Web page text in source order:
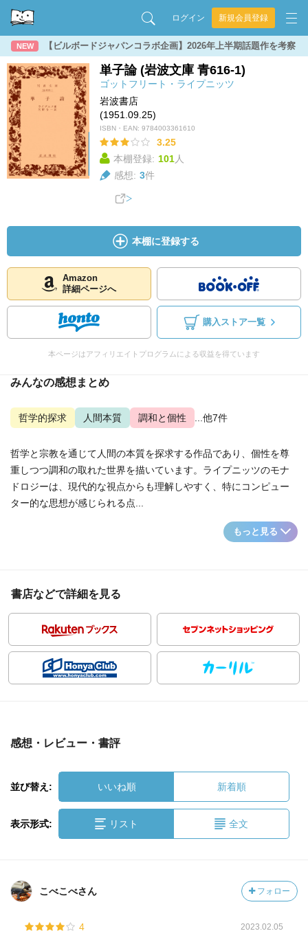
ログイン 新規会員登録
NEW 【ビルボードジャパンコラボ企画】2026年上半期話題作を考察
単子論 (岩波文庫 青616-1)
ゴットフリート・ライプニッツ
岩波書店
(1951.09.25)
ISBN・EAN: 9784003361610
3.25
本棚登録: 101人
感想: 3件
本棚に登録する
Amazon
詳細ページへ
購入ストア一覧
本ページはアフィリエイトプログラムによる収益を得ています
みんなの感想まとめ
哲学的探求 人間本質 調和と個性 ...他7件
哲学と宗教を通じて人間の本質を探求する作品であり、個性を尊
重しつつ調和の取れた世界を描いています。ライプニッツのモナ
ドロジーは、現代的な視点からも理解しやすく、特にコンピュー
ター的な思想が感じられる点...
もっと見る
書店などで詳細を見る
感想・レビュー・書評
並び替え: いいね順 新着順
表示形式: リスト 全文
こべこべさん フォロー
4 2023.02.05